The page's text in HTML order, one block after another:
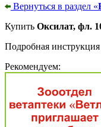
Вернуться в раздел «
Купить Оксилат, фл.
Подробная
Рекомендуем: